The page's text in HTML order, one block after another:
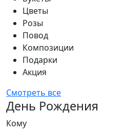
Цветы
Розы
Повод
Композиции
Подарки
Акция
Смотреть все
День Рождения
Кому